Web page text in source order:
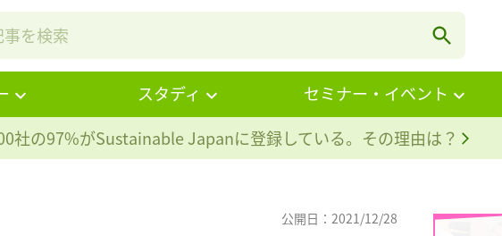
スタディ セミナー・イベント
社の97%がSustainable Japanに登録している。その理由は？
公開日：2021/12/28